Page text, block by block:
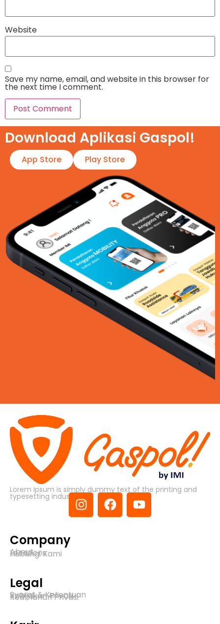
Website
Save my name, email, and website in this browser for
the next time I comment.
Download Aplikasi Gaspol!​
App Store Play Store
Lorem Ipsum is simply dummy text of the printing and
typesetting industry.
Company
About
Locations
Hubungi Kami
Legal
Syarat & Ketentuan
Kebijakan Privasi
Keamanan Privasi